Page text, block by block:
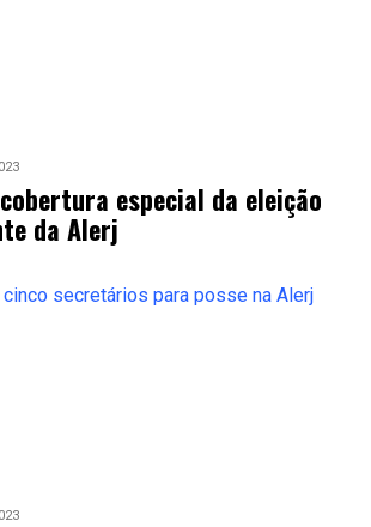
especial da eleição
da Alerj